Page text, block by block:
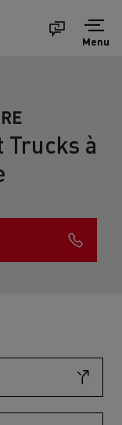
Menu
Trucks à